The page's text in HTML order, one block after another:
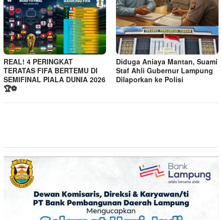
REAL! 4 PERINGKAT
TERATAS FIFA BERTEMU DI
SEMIFINAL PIALA DUNIA 2026
🏆⚽
Diduga Aniaya Mantan, Suami
Staf Ahli Gubernur Lampung
Dilaporkan ke Polisi